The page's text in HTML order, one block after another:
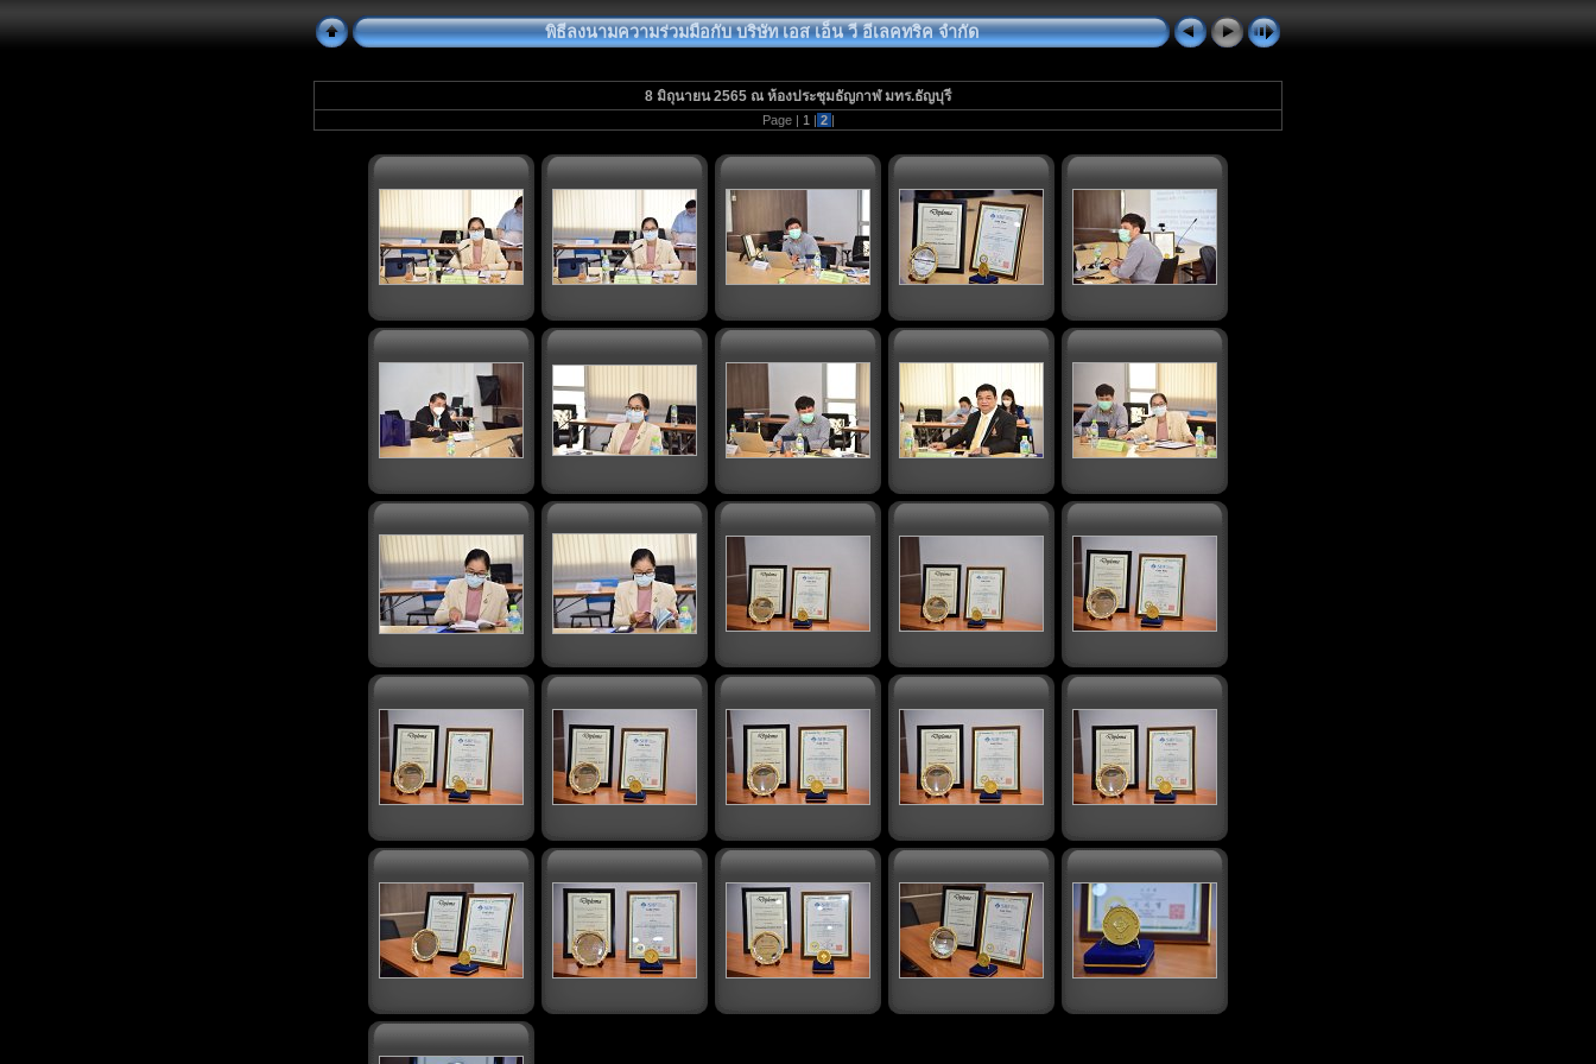
พิธีลงนามความร่วมมือกับ บริษัท เอส เอ็น วี อีเลคทริค จำกัด
8 มิถุนายน 2565 ณ ห้องประชุมธัญกาฬ มทร.ธัญบุรี
Page | 1 | 2 |